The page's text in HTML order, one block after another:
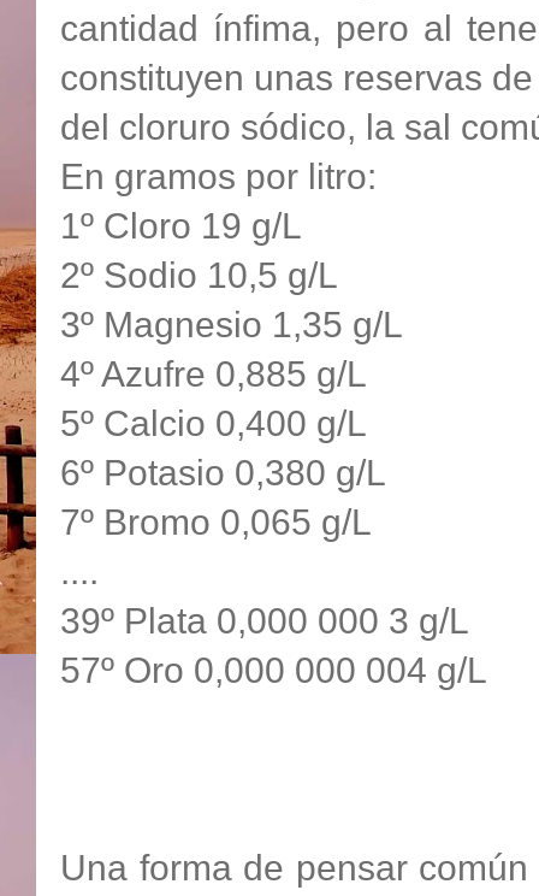
cantidad ínfima, pero al
constituyen unas reservas
del cloruro sódico, la sal
En gramos por litro:
1º Cloro 19 g/L
2º Sodio 10,5 g/L
3º Magnesio 1,35 g/L
4º Azufre 0,885 g/L
5º Calcio 0,400 g/L
6º Potasio 0,380 g/L
7º Bromo 0,065 g/L
....
39º Plata 0,000 000 3 g/L
57º Oro 0,000 000 004 g/L
Una forma de pensar